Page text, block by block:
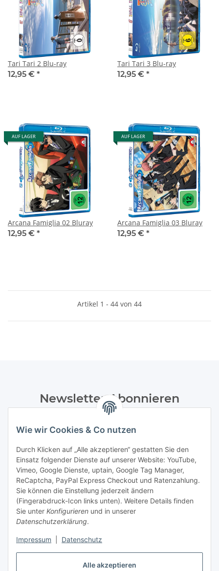
Alle akzeptieren
Wie wir Cookies & Co nutzen
Durch Klicken auf „Alle akzeptieren“ gestatten Sie den
Einsatz folgender Dienste auf unserer Website: YouTube,
Vimeo, Google Dienste, uptain, Google Tag Manager,
ReCaptcha, PayPal Express Checkout und Ratenzahlung.
Sie können die Einstellung jederzeit ändern
(Fingerabdruck-Icon links unten). Weitere Details finden
Sie unter Konfigurieren und in unserer
Datenschutzerklärung.
Impressum Datenschutz
Tari Tari 2 Blu-ray
12,95 € *
Tari Tari 3 Blu-ray
12,95 € *
AUF LAGER
Arcana Famiglia 02 Bluray
12,95 € *
AUF LAGER
Arcana Famiglia 03 Bluray
12,95 € *
Artikel 1 - 44 von 44
Newsletter Abonnieren
Bitte senden Sie mir entsprechend Ihrer
Datenschutzerklärungregelmäßig und jederzeit widerruflich
Abonnieren
Newsletter Abonnieren
Informationen
Gesetzliche Informationen
Bestellung widerrufen